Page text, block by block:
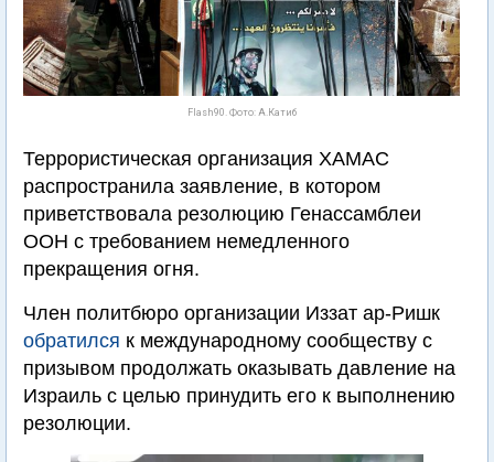
Flash90. Фото: А.Катиб
Террористическая организация ХАМАС
распространила заявление, в котором
приветствовала резолюцию Генассамблеи
ООН с требованием немедленного
прекращения огня.
Член политбюро организации Иззат ар-Ришк
обратился к международному сообществу с
призывом продолжать оказывать давление на
Израиль с целью принудить его к выполнению
резолюции.